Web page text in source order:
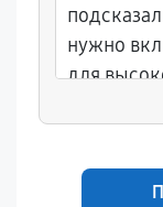
нужно
для
влияет